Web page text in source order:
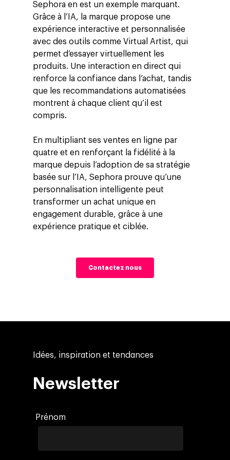
Sephora en est un exemple marquant.
Grâce à l’IA, la marque propose une
expérience interactive et personnalisée
avec des outils comme Virtual Artist, qui
permet d’essayer virtuellement les
produits. Une interaction en direct qui
renforce la confiance dans l’achat, tandis
que les recommandations automatisées
montrent à chaque client qu’il est
compris.
En multipliant ses ventes en ligne par
quatre et en renforçant la fidélité à la
marque depuis l’adoption de sa stratégie
basée sur l’IA, Sephora prouve qu’une
personnalisation intelligente peut
transformer un achat unique en
engagement durable, grâce à une
expérience pratique et ciblée.
Contactez nous
Idées, inspiration et tendances
Newsletter
Prénom